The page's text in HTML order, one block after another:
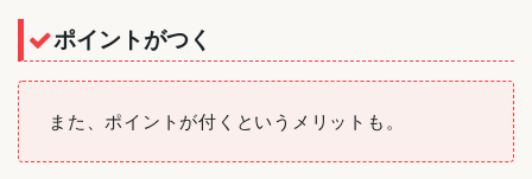
ポイントがつく
また、ポイントが付くというメリットも。